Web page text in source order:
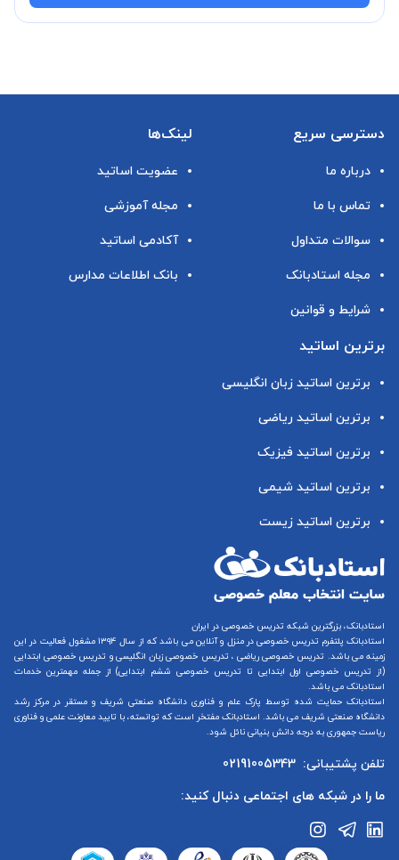
دسترسی سریع
درباره ما
تماس با ما
سوالات متداول
مجله استادبانک
شرایط و قوانین
لینک‌ها
عضویت اساتید
مجله آموزشی
آکادمی اساتید
بانک اطلاعات مدارس
برترین اساتید
برترین اساتید زبان انگلیسی
برترین اساتید ریاضی
برترین اساتید فیزیک
برترین اساتید شیمی
برترین اساتید زیست
استادبانک، بزرگترین شبکه تدریس خصوصی در ایران
استادبانک پلتفرم تدریس خصوصی در منزل و آنلاین
می باشد که از سال ۱۳۹۴ مشغول فعالیت در این
زمینه می باشد. تدریس خصوصی ریاضی ، تدریس خصوصی زبان انگلیسیو تدریس خصوصی ابتدایی
(از تدریس خصوصی اول ابتدایی تا تدریس خصوصی ششم ابتدایی) از جمله مهمترین خدمات
استادبانک می باشد.
استادبانک حمایت شده توسط پارک علم و فناوری دانشگاه صنعتی شریف و مستقر در مرکز رشد
دانشگاه صنعتی شریف می باشد. استادبانک مفتخر است که توانسته، با تایید معاونت علمی و فناوری
ریاست جمهوری به درجه دانش بنیانی نائل شود.
تلفن پشتیبانی: 02191005343
ما را در شبکه های اجتماعی دنبال کنید: